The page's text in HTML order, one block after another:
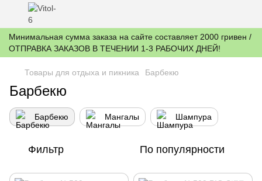
Минимальная сумма заказа на сайте составляет 2000 гривен /
ОТПРАВКА ЗАКАЗОВ В ТЕЧЕНИИ 1-3 РАБОЧИХ ДНЕЙ!
Товары для отдыха и пикника Барбекю
Барбекю
Барбекю Мангалы Шампура
Фильтр По популярности